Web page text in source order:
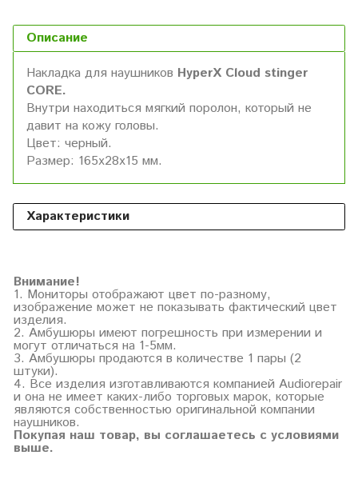
Описание
Накладка для наушников HyperX Cloud stinger
CORE.
Внутри находиться мягкий поролон, который не
давит на кожу головы.
Цвет: черный.
Размер: 165х28х15 мм.
Характеристики
Внимание!
1. Мониторы отображают цвет по-разному,
изображение может не показывать фактический цвет
изделия.
2. Амбушюры имеют погрешность при измерении и
могут отличаться на 1-5мм.
3. Амбушюры продаются в количестве 1 пары (2
штуки).
4. Все изделия изготавливаются компанией Audiorepair
и она не имеет каких-либо торговых марок, которые
являются собственностью оригинальной компании
наушников.
Покупая наш товар, вы соглашаетесь с условиями
выше.